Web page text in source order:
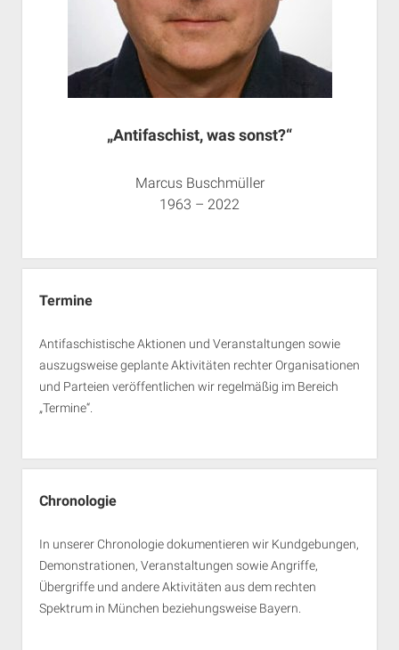
„Antifaschist, was sonst?“
Marcus Buschmüller
1963 – 2022
Termine
Antifaschistische Aktionen und Veranstaltungen sowie
auszugsweise geplante Aktivitäten rechter Organisationen
und Parteien veröffentlichen wir regelmäßig im Bereich
„Termine“.
Chronologie
In unserer Chronologie dokumentieren wir Kundgebungen,
Demonstrationen, Veranstaltungen sowie Angriffe,
Übergriffe und andere Aktivitäten aus dem rechten
Spektrum in München beziehungsweise Bayern.